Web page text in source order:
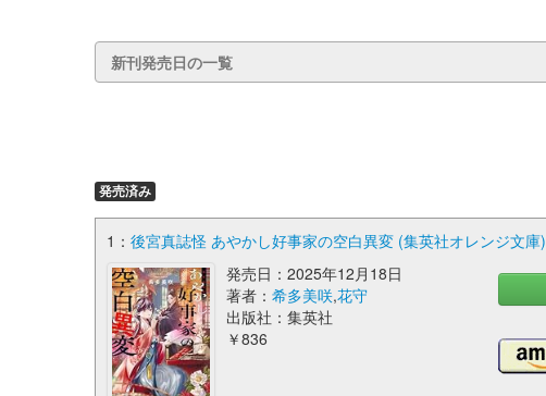
新刊発売日の一覧
発売済み
1： 後宮真誌怪 あやかし好事家の空白異変 (集英社オレンジ文庫)
発売日：2025年12月18日
著者： 希多美咲,花守
出版社：集英社
￥836